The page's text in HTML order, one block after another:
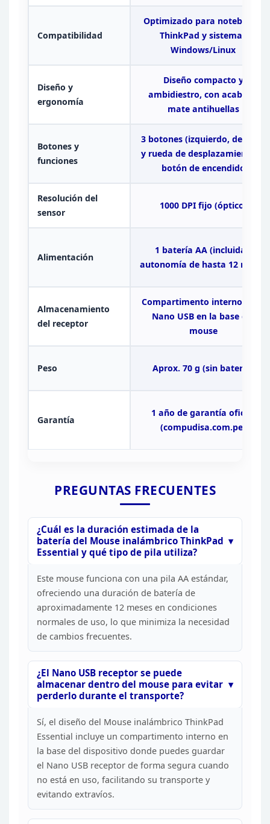
Compatibilidad
Optimizado para notebooks
ThinkPad y sistemas
Windows/Linux
Diseño y
ergonomía
Diseño compacto y
ambidiestro, con acabado
mate antihuellas
Botones y
funciones
3 botones (izquierdo, derecho
y rueda dedesplazamiento) +
botón de encendido
Resolución del
sensor
1000 DPI fijo (óptico)
Alimentación
1 batería AA (incluida),
autonomía de hasta 12 meses
Almacenamiento
del receptor
Compartimento interno para
Nano USB en la base del
mouse
Peso Aprox. 70 g (sin batería)
Garantía
1 año de garantía oficial
(compudisa.com.pe)
PREGUNTAS FRECUENTES
¿Cuál es la duración estimada de la
batería del Mouse inalámbrico ThinkPad
Essential y qué tipo de pila utiliza?
Este mouse funciona con una pila AA estándar,
ofreciendo una duración de batería de
aproximadamente 12 meses en condiciones
normales de uso, lo que minimiza la necesidad
de cambios frecuentes.
¿El Nano USB receptor se puede
almacenar dentro del mouse para evitar
perderlo durante el transporte?
Sí, el diseño del Mouse inalámbrico ThinkPad
Essential incluye un compartimento interno en
la base del dispositivo donde puedes guardar
el Nano USB receptor de forma segura cuando
no está en uso, facilitando su transporte y
evitando extravíos.